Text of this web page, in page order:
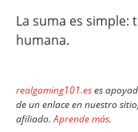
La suma es simple:
humana.
realgaming101.eses
de un enlace en nuestro
afiliado.Aprende más.